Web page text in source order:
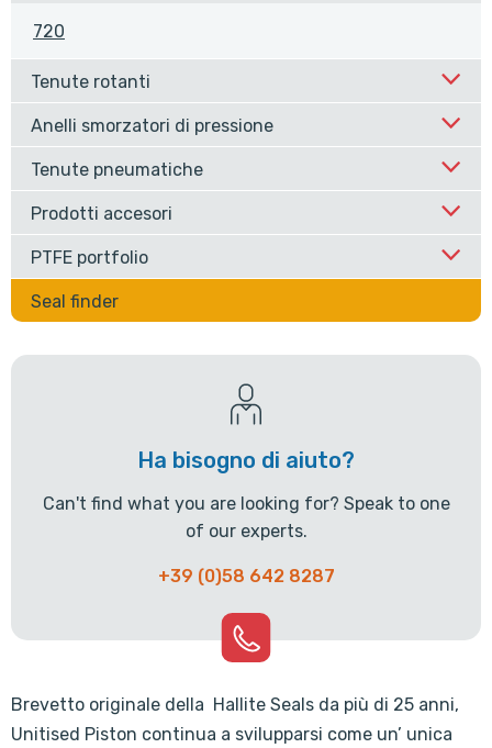
720
Tenute rotanti
Anelli smorzatori di pressione
Tenute pneumatiche
Prodotti accesori
PTFE portfolio
Seal finder
Ha bisogno di aiuto?
Can't find what you are looking for? Speak to one
of our experts.
+39 (0)58 642 8287
Brevetto originale della Hallite Seals da più di 25 anni,
Unitised Piston continua a svilupparsi come un’ unica